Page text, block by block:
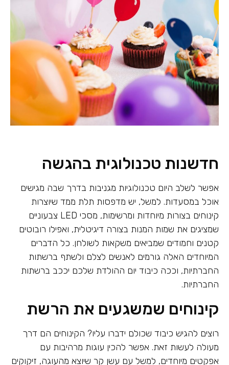
חדשנות טכנולוגית בהגשה
אפשר לשלב היום טכנולוגיות מגניבות בדרך שבה מגישים
אוכל במסעדות. למשל, יש מדפסות תלת ממד שיוצרות
קינוחים בצורות מיוחדות ומרשימות, מסכי LED צבעוניים
שמציגים את שמות המנות בצורה דיגיטלית, ואפילו רובוטים
קטנים וחמודים שמביאים משקאות לשולחן. כל הדברים
המיוחדים האלה גורמים לאנשים לצלם ולשתף ברשתות
החברתיות, וככה כיבוד יום ההולדת שלכם יככב ברשתות
החברתיות.
קינוחים שמשגעים את הרשת
רוצים להגיש כיבוד שכולם ידברו עליו? הקינוחים הם דרך
מעולה לעשות זאת. אפשר להכין עוגות מרהיבות עם
אפקטים מיוחדים, למשל עם עשן קר שיוצא מהעוגה, זיקוקים